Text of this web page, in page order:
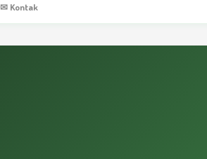
✉ Kontak